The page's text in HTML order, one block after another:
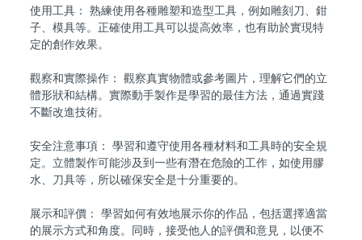
使用工具： 熟練使用各種雕塑和造型工具，例如雕刻刀、鉗
子、模具等。正確使用工具可以提高效率，也有助於實現特
定的創作效果。
觀察和實際操作： 觀察真實物體或參考圖片，理解它們的立
體形狀和結構。實際動手製作是學習的最佳方法，通過實踐
不斷改進技術。
安全注意事項： 學習和遵守使用各種材料和工具時的安全規
定。立體製作可能涉及到一些有潛在危險的工作，如使用膠
水、刀具等，所以確保安全是十分重要的。
展示和評價： 學習如何有效地展示你的作品，包括選擇適當
的展示方式和角度。同時，接受他人的評價和意見，以便不